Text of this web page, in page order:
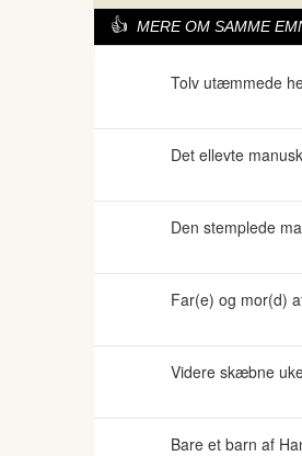
MERE OM SAMME
Tolv utæmmede
Det ellevte
Den stemplede
Far(e) og mor(d)
Videre skæbne
Bare et barn af